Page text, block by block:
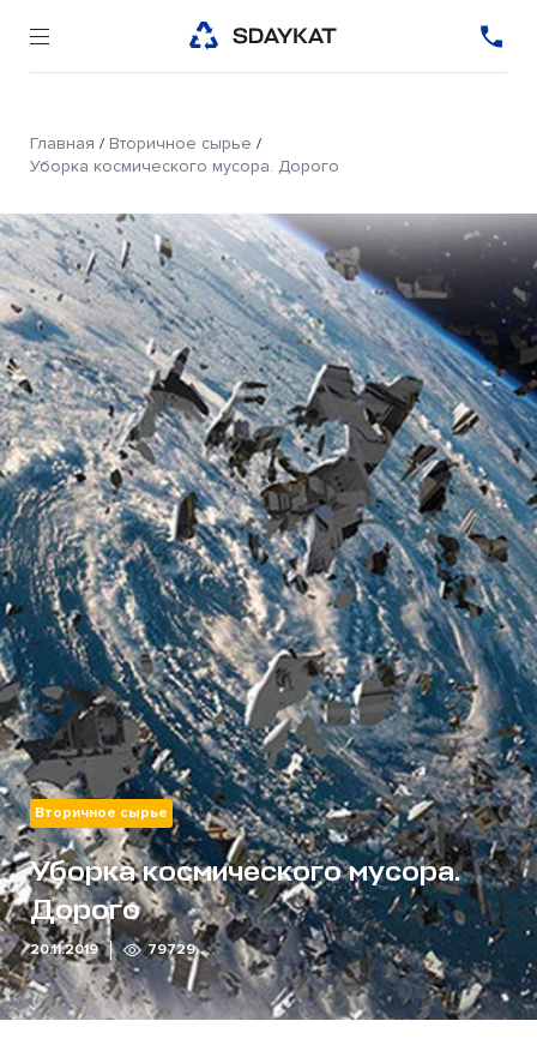
Главная / Вторичное сырье /
Уборка космического мусора. Дорого
Вторичное сырье
Уборка космического мусора.
Дорого
20.11.2019 79729